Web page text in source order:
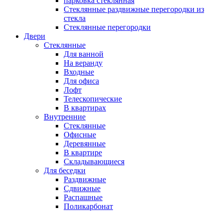
Стеклянные раздвижные перегородки из
стекла
Стеклянные перегородки
Двери
Стеклянные
Для ванной
На веранду
Входные
Для офиса
Лофт
Телескопические
В квартирах
Внутренние
Стеклянные
Офисные
Деревянные
В квартире
Складывающиеся
Для беседки
Раздвижные
Сдвижные
Распашные
Поликарбонат